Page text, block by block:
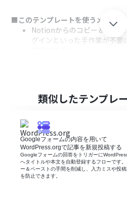
■このテンプレートを使うメリット
Notionからのコピー＆ペー
グインといった手作業が不要
■フローボットの流れ
す。
次に、トリガーでスケジュー
「毎日」など定期的にフロ
次に、オペレーションで
ンテンツが格納されたデー
するアクションを設定します。
類似したテンプレ
Googleフォームの内容を用いて
WordPress.orgで記事を新規投稿する
Googleフォームの回答をトリガーに
へタイトルや本文を自動登録するフローです
ー＆ペーストの手間を削減し、入力ミスや投
を防止できます。